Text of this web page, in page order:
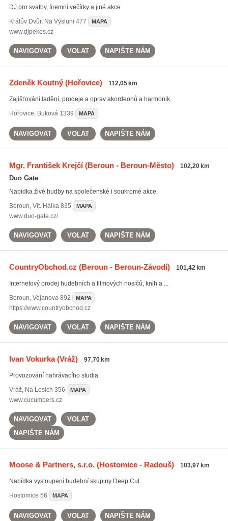
DJ pro svatby, firemní večírky a jiné akce.
Králův Dvůr, Na Výsluní 477 MAPA
www.djpekos.cz
NAVIGOVAT VOLAT NAPIŠTE NÁM
Zdeněk Koutný(Hořovice) 112,05 km
Zajišťování ladění, prodeje a oprav akordeonů a harmonik.
Hořovice, Buková 1339 MAPA
NAVIGOVAT VOLAT NAPIŠTE NÁM
Mgr. František Krejčí(Beroun - Beroun-Město) 102,20 km
Duo Gate
Nabídka živé hudby na společenské i soukromé akce.
Beroun, Vít. Hálka 835 MAPA
www.duo-gate.cz/
NAVIGOVAT VOLAT NAPIŠTE NÁM
CountryObchod.cz (Beroun - Beroun-Závodí) 101,42 km
Internetový prodej hudebních a filmových nosičů, knih a ...
Beroun, Vojanova 892 MAPA
https://www.countryobchod.cz
NAVIGOVAT VOLAT NAPIŠTE NÁM
Ivan Vokurka(Vráž) 97,70 km
Provozování nahrávacího studia.
Vráž, Na Lesích 356 MAPA
www.cucumbers.cz
NAVIGOVAT
VOLAT
NAPIŠTE NÁM
Moose & Partners, s.r.o.(Hostomice - Radouš) 103,97 km
Nabídka vystoupení hudební skupiny Deep Cut.
Hostomice 56 MAPA
NAVIGOVAT VOLAT NAPIŠTE NÁM